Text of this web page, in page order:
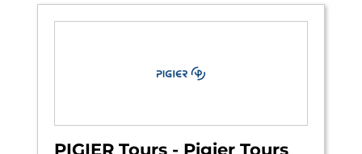
PIGIER Tours - Pigier Tours